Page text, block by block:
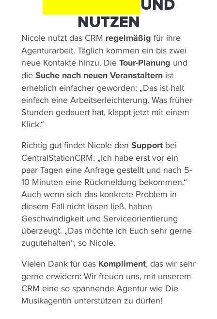
UND
NUTZEN
Nicole nutzt das CRM regelmäßig für ihre
Agenturarbeit. Täglich kommen ein bis zwei
neue Kontakte hinzu. Die Tour-Planung und
die Suche nach neuen Veranstaltern ist
erheblich einfacher geworden: „Das ist halt
einfach eine Arbeitserleichterung. Was früher
Stunden gedauert hat, klappt jetzt mit einem
Klick.“
Richtig gut findet Nicole den Support bei
CentralStationCRM: „Ich habe erst vor ein
paar Tagen eine Anfrage gestellt und nach 5-
10 Minuten eine Rückmeldung bekommen.“
Auch wenn sich das konkrete Problem in
diesem Fall nicht lösen ließ, haben
Geschwindigkeit und Serviceorientierung
überzeugt. „Das möchte ich Euch sehr gerne
zugutehalten“, so Nicole.
Vielen Dank für das Kompliment, das wir sehr
gerne erwidern: Wir freuen uns, mit unserem
CRM eine so spannende Agentur wie Die
Musikagentin unterstützen zu dürfen!